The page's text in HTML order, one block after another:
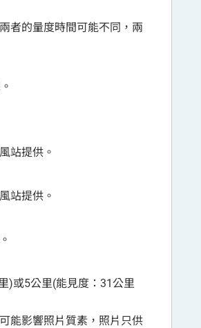
者的量度時間可能不同，兩
站提供。
站提供。
)或5公里(能見度：31公里
能影響照片質素，照片只供